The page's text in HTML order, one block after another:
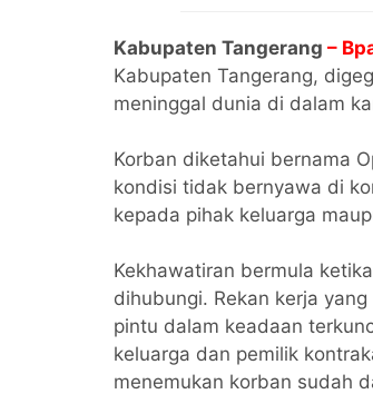
Kabupaten Tangerang –
Kabupaten Tangerang,
meninggal dunia di dalam
Korban diketahui bernama
kondisi tidak bernyawa di
kepada pihak keluarga
Kekhawatiran bermula
dihubungi. Rekan kerja
pintu dalam keadaan
keluarga dan pemilik
menemukan korban sudah